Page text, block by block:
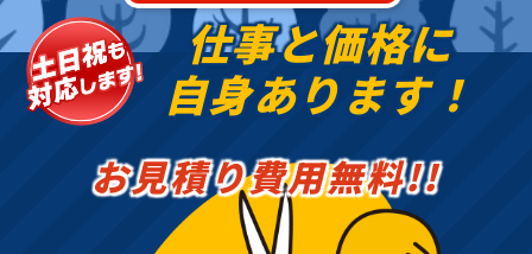
仕事と価格に
自身あります！
お見積り費用無料!!